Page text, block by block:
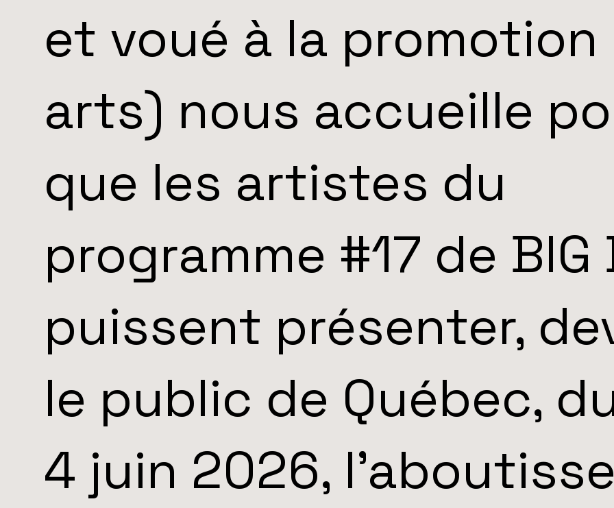
et voué à la promotion
arts) nous accueille
que les artistes du
programme #17 de BIG
puissent présenter,
le public de Québec,
4 juin 2026,